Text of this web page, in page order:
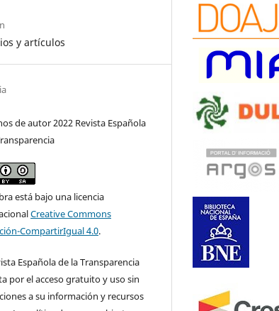
y artículos
de autor 2022 Revista Española
está bajo una licencia
Creative Commons
CompartirIgual 4.0.
Española de la Transparencia
por el acceso gratuito y uso sin
a su información y recursos